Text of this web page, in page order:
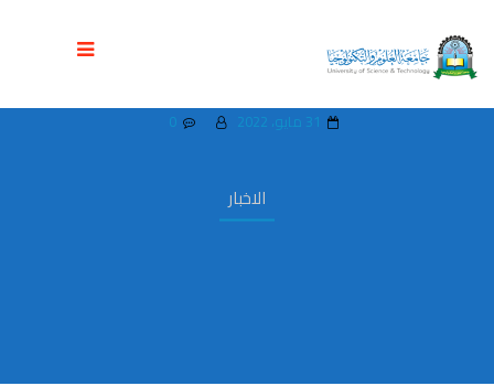
الاخبار
إشادات واسعة بمشروع تخرج الطالبة اسلام
0